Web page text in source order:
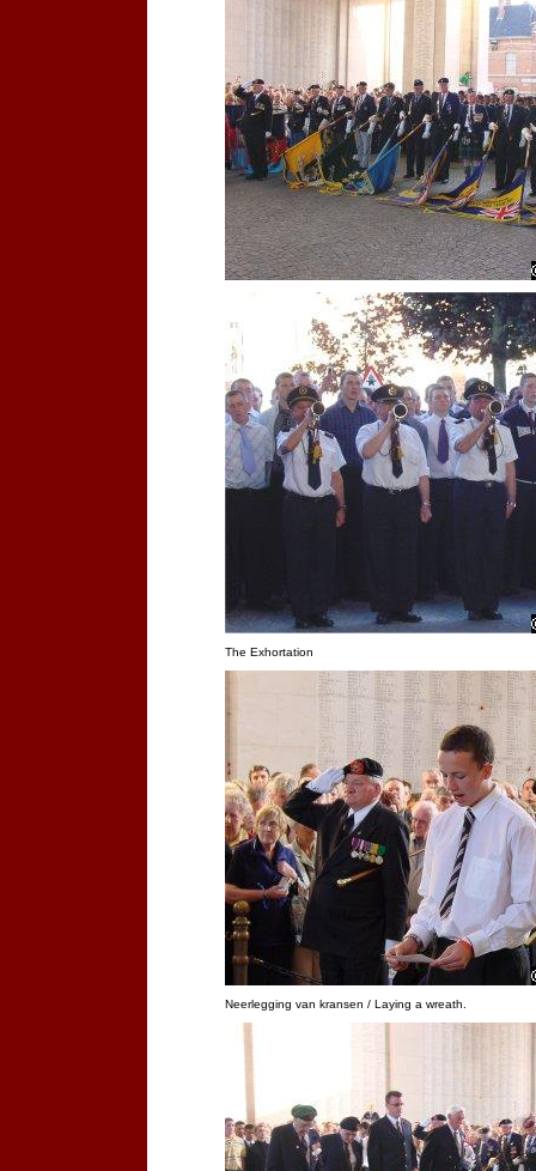
The Exhortation
Neerlegging van kransen / Laying a wreath.